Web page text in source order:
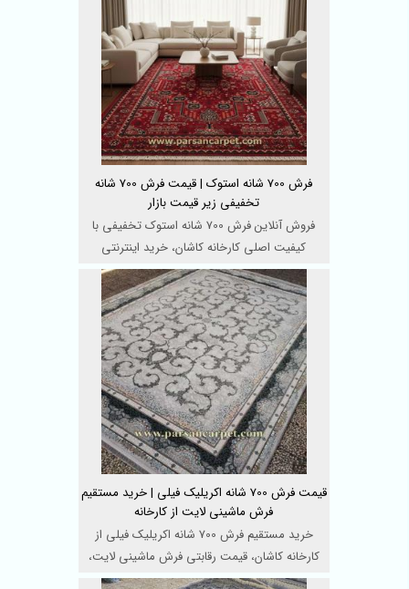
فرش 700 شانه استوک | قیمت فرش 700 شانه
تخفیفی زیر قیمت بازار
فروش آنلاین فرش 700 شانه استوک تخفیفی با
کیفیت اصلی کارخانه کاشان، خرید اینترنتی
مستقیم و امکان خرید ...
قیمت فرش 700 شانه اکریلیک فیلی | خرید مستقیم
فرش ماشینی لایت از کارخانه
خرید مستقیم فرش 700 شانه اکریلیک فیلی از
کارخانه کاشان، قیمت رقابتی فرش ماشینی لایت،
بافت استاندارد ...